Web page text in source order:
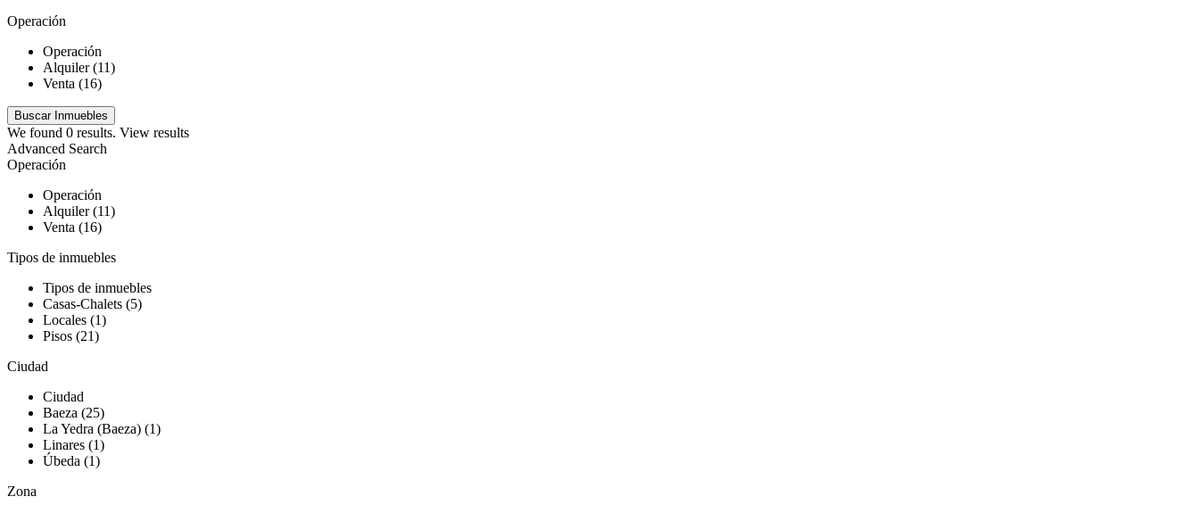
Operación
Operación
Alquiler (11)
Venta (16)
We found 0 results. View results
Advanced Search
Operación
Operación
Alquiler (11)
Venta (16)
Tipos de inmuebles
Tipos de inmuebles
Casas-Chalets (5)
Locales (1)
Pisos (21)
Ciudad
Ciudad
Baeza (25)
La Yedra (Baeza) (1)
Linares (1)
Úbeda (1)
Zona